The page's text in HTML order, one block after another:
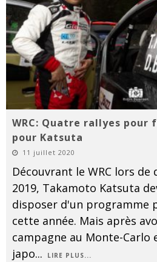
WRC: Quatre rallyes pour
pour Katsuta
11 juillet 2020
Découvrant le WRC lors de
2019, Takamoto Katsuta
disposer d'un programme
cette année. Mais après
campagne au Monte-Carlo
japo... LIRE PLUS...